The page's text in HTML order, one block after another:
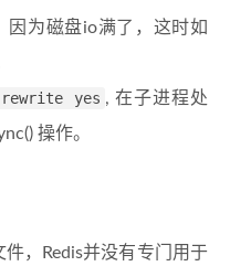
因为磁盘io满了，这时如
rewrite yes , 在子进程处
操作。
，Redis并没有专门用于